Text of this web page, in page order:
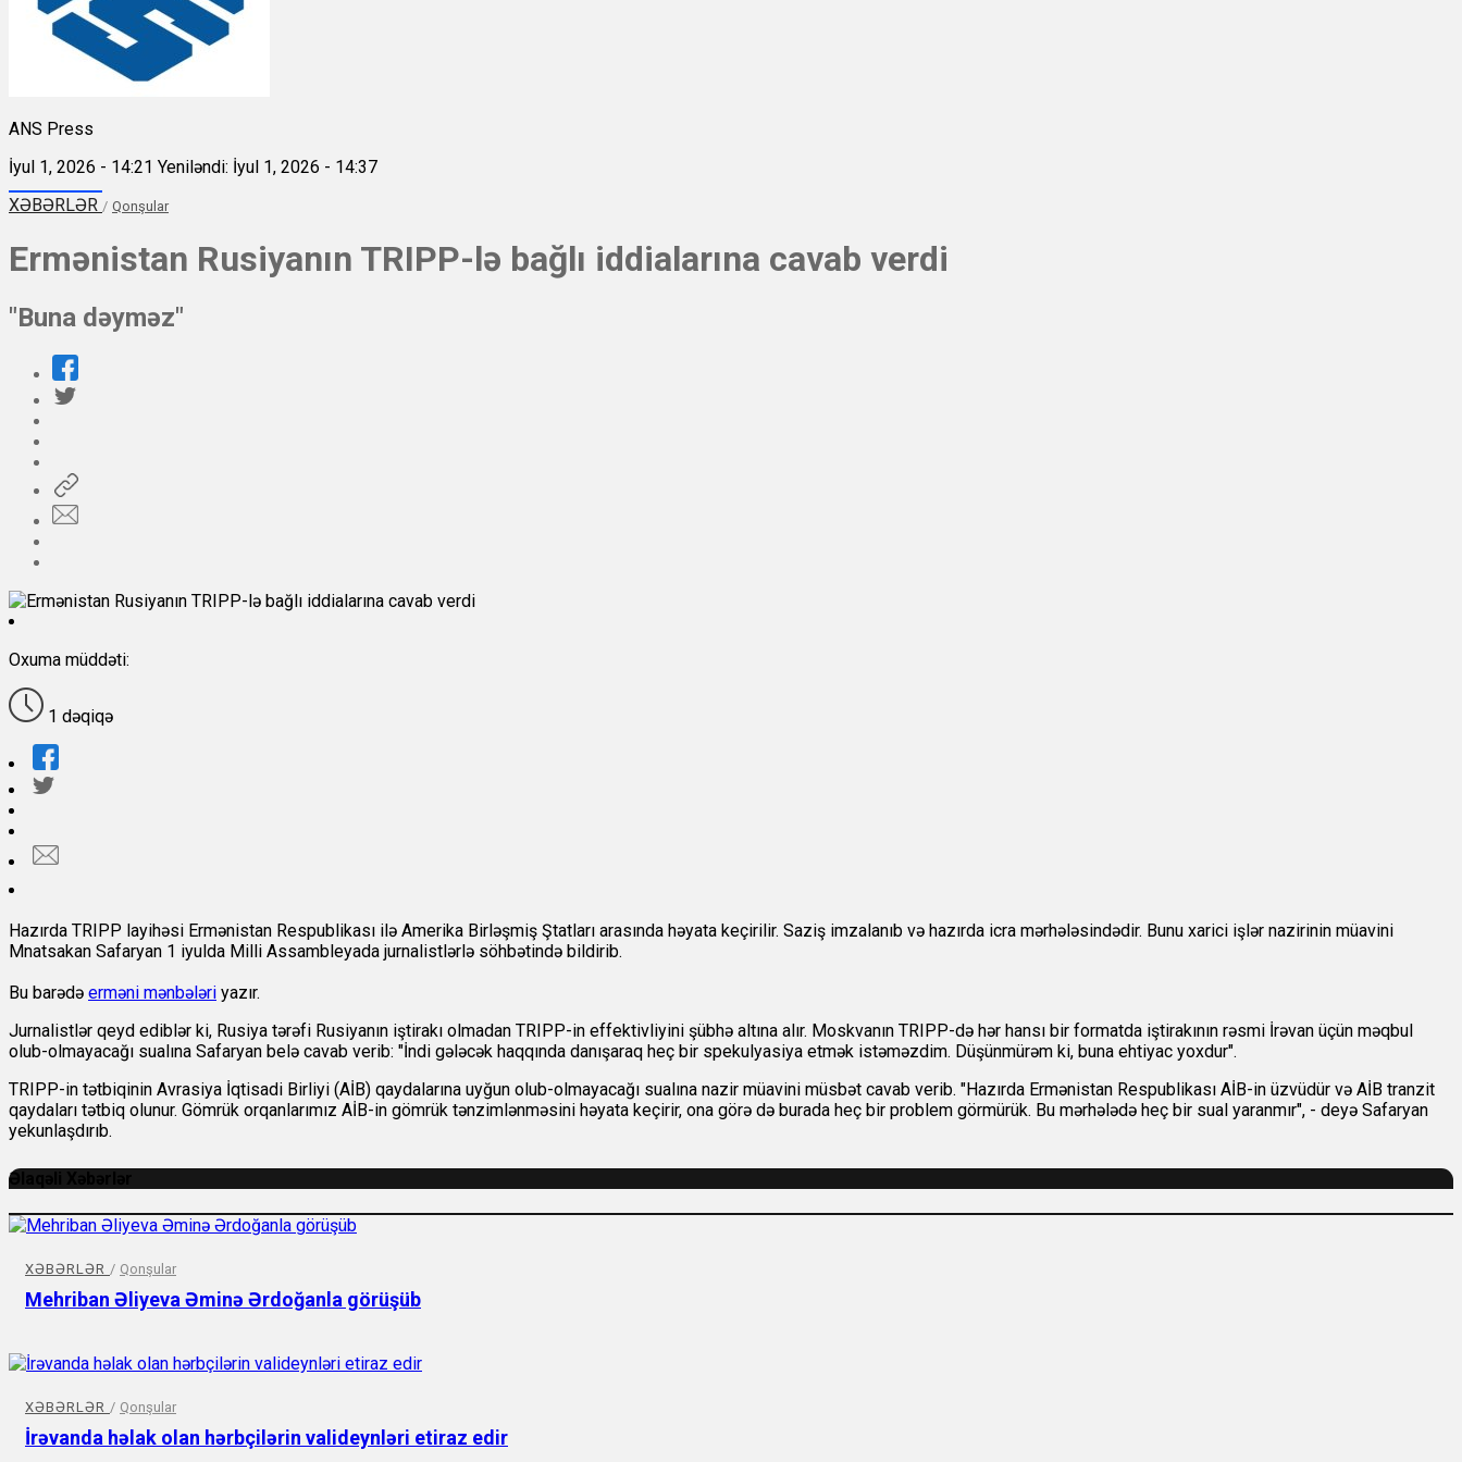
ANS Press
İyul 1, 2026 - 14:21 Yeniləndi: İyul 1, 2026 - 14:37
XƏBƏRLƏR / Qonşular
Ermənistan Rusiyanın TRIPP-lə bağlı iddialarına cavab verdi
"Buna dəyməz"
Oxuma müddəti:
1 dəqiqə
Hazırda TRIPP layihəsi Ermənistan Respublikası ilə Amerika Birləşmiş Ştatları arasında həyata keçirilir. Saziş imzalanıb və hazırda icra mərhələsindədir. Bunu xarici işlər nazirinin müavini
Mnatsakan Safaryan 1 iyulda Milli Assambleyada jurnalistlərlə söhbətində bildirib.
Bu barədə erməni mənbələri yazır.
Jurnalistlər qeyd ediblər ki, Rusiya tərəfi Rusiyanın iştirakı olmadan TRIPP-in effektivliyini şübhə altına alır. Moskvanın TRIPP-də hər hansı bir formatda iştirakının rəsmi İrəvan üçün məqbul
olub-olmayacağı sualına Safaryan belə cavab verib: "İndi gələcək haqqında danışaraq heç bir spekulyasiya etmək istəməzdim. Düşünmürəm ki, buna ehtiyac yoxdur".
TRIPP-in tətbiqinin Avrasiya İqtisadi Birliyi (AİB) qaydalarına uyğun olub-olmayacağı sualına nazir müavini müsbət cavab verib. "Hazırda Ermənistan Respublikası AİB-in üzvüdür və AİB tranzit
qaydaları tətbiq olunur. Gömrük orqanlarımız AİB-in gömrük tənzimlənməsini həyata keçirir, ona görə də burada heç bir problem görmürük. Bu mərhələdə heç bir sual yaranmır", - deyə Safaryan
yekunlaşdırıb.
Əlaqəli Xəbərlər
XƏBƏRLƏR / Qonşular
Mehriban Əliyeva Əminə Ərdoğanla görüşüb
XƏBƏRLƏR / Qonşular
İrəvanda həlak olan hərbçilərin valideynləri etiraz edir